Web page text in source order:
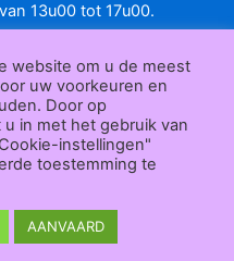
13u00 tot 17u00.
| Betaling
|Herroepingsfunctie
|Contact
© 2026
website om u de meest
uw voorkeuren en
Door op
u in met het gebruik van
instellingen"
toestemming te
AANVAARD